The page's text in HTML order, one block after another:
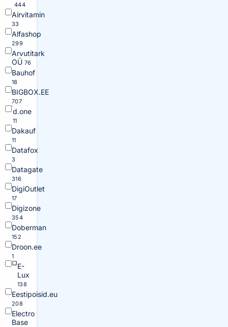
444
Airvitamin
33
Alfashop
299
Arvutitark
OÜ 76
Bauhof
18
BIGBOX.EE
707
d.one
11
Dakauf
11
Datafox
3
Datagate
316
DigiOutlet
17
Digizone
354
Doberman
152
Droon.ee
1
E-
Lux
138
Eestipoisid.eu
208
Electro
Base